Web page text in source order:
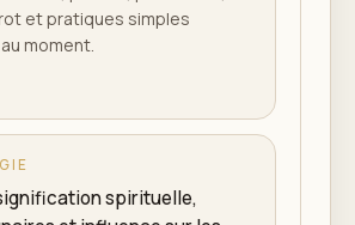
et pratiques simples
moment.
spirituelle,